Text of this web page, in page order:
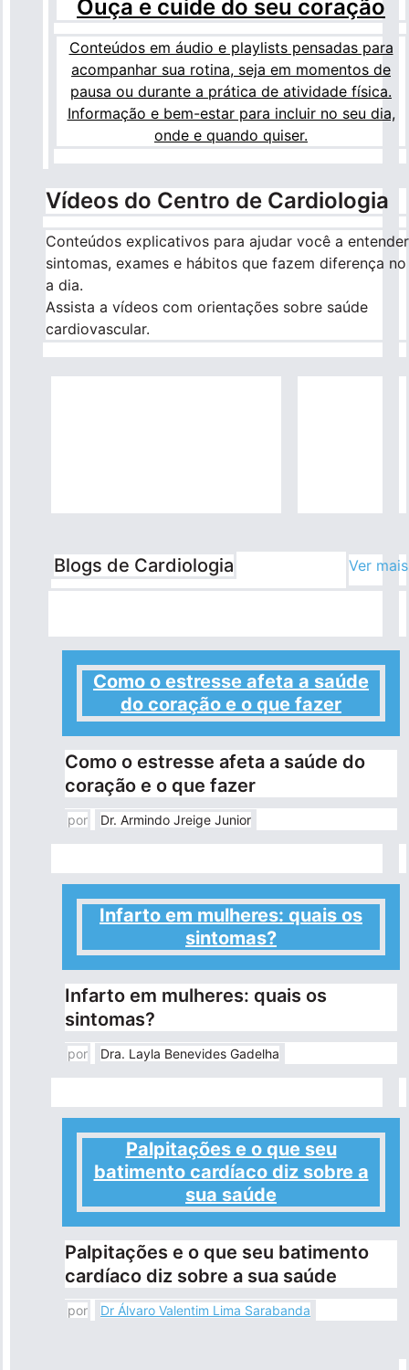
Ouça e cuide do seu coração
Conteúdos em áudio e playlists pensadas para
acompanhar sua rotina, seja em momentos de
pausa ou durante a prática de atividade física.
Informação e bem-estar para incluir no seu dia,
onde e quando quiser.
Vídeos do Centro de Cardiologia
Conteúdos explicativos para ajudar você a entender
sintomas, exames e hábitos que fazem diferença
a dia.
Assista a vídeos com orientações sobre saúde
cardiovascular.
Blogs de Cardiologia Ver mais
Como o estresse afeta a saúde
do coração e o que fazer
Como o estresse afeta a saúde do
coração e o que fazer
por Dr. Armindo Jreige Junior
Infarto em mulheres: quais os
sintomas?
Infarto em mulheres: quais os
sintomas?
por Dra. Layla Benevides Gadelha
Palpitações e o que seu
batimento cardíaco diz sobre a
sua saúde
Palpitações e o que seu batimento
cardíaco diz sobre a sua saúde
por Dr Álvaro Valentim Lima Sarabanda